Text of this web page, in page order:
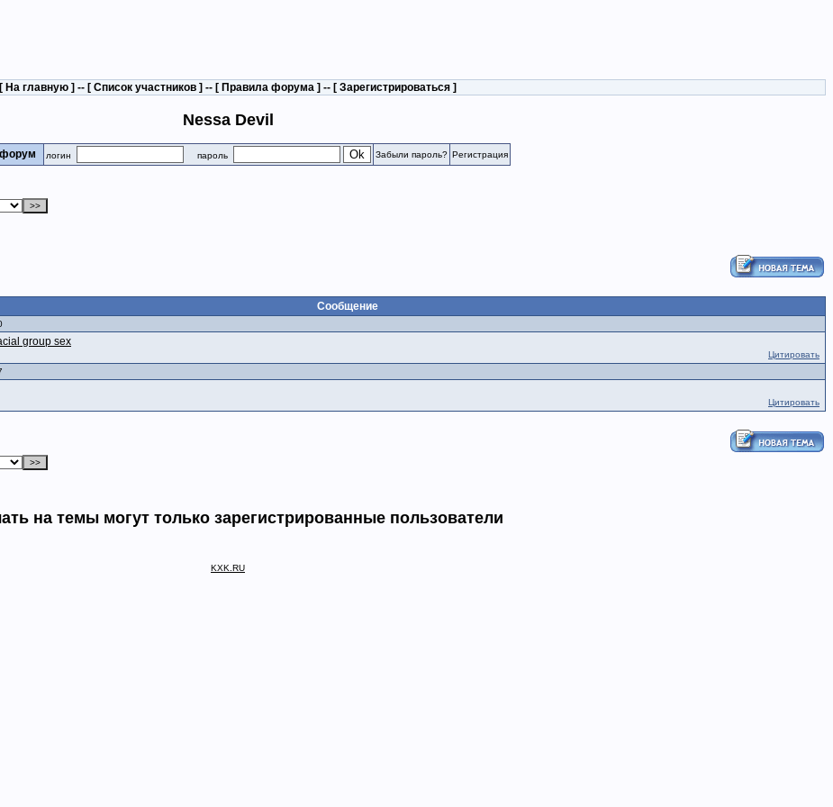
[ На главную ] -- [ Список участников ] -- [ Правила форума ] -- [ Зарегистрироваться ]
Nessa Devil
логин пароль Забыли пароль? Регистрация
Сообщение
group sex
Цитировать
Цитировать
на темы могут только зарегистрированные пользователи
KXK.RU